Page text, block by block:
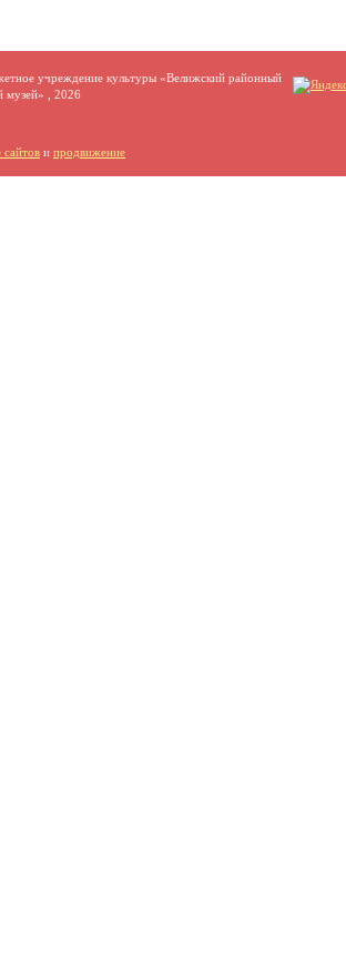
учреждение культуры «Велижский районный
музей» , 2026
сайтов и продвижение